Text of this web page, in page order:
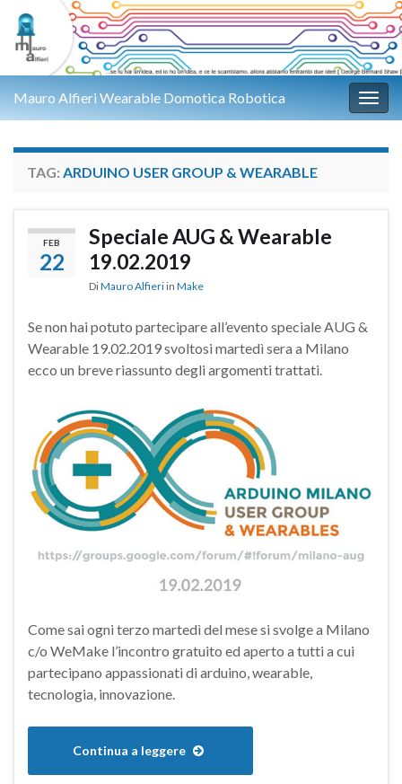
Mauro Alfieri Wearable Domotica Robotica
TAG: ARDUINO USER GROUP & WEARABLE
FEB
22
Speciale AUG & Wearable
19.02.2019
DiMauro Alfieri in Make
Se non hai potuto partecipare all’evento speciale AUG &
Wearable 19.02.2019 svoltosi martedì sera a Milano
ecco un breve riassunto degli argomenti trattati.
Come sai ogni terzo martedì del mese si svolge a Milano
c/o WeMake l’incontro gratuito ed aperto a tutti a cui
partecipano appassionati di arduino, wearable,
tecnologia, innovazione.
Continua a leggere